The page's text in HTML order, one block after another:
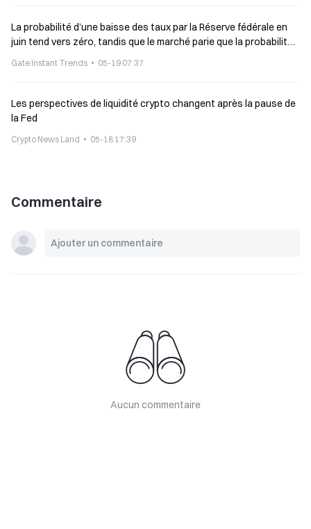
La probabilité d’une baisse des taux par la Réserve fédérale en
juin tend vers zéro, tandis que le marché parie que la probabilité
Gate Instant Trends 05-19 07:37
Les perspectives de liquidité crypto changent après la pause de
la Fed
Crypto News Land 05-18 17:39
Commentaire
Aucun commentaire